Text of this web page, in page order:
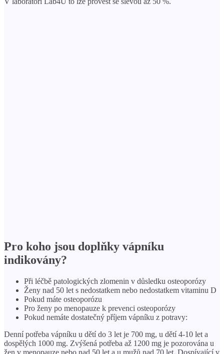
Pro koho jsou doplňky vápníku
indikovány?
Při léčbě patologických zlomenin v důsledku osteoporózy
Ženy nad 50 let s nedostatkem nebo nedostatkem vitaminu D
Pokud máte osteoporózu
Pro ženy po menopauze k prevenci osteoporózy
Pokud nemáte dostatečný příjem vápníku z potravy:
Denní potřeba vápníku u dětí do 3 let je 700 mg, u dětí 4-10 let a
dospělých 1000 mg. Zvýšená potřeba až 1200 mg je pozorována u